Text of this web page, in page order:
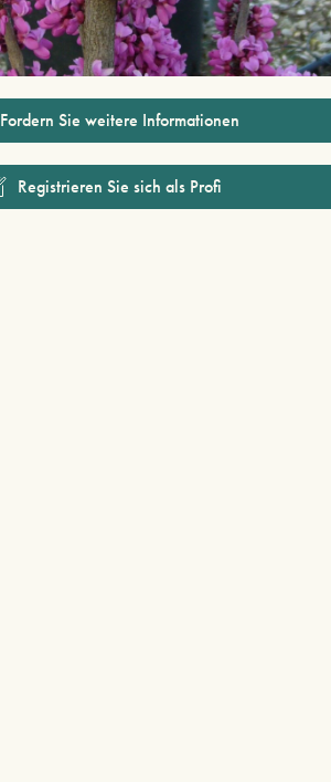
Fordern Sie weitere Informationen
Registrieren Sie sich als Profi